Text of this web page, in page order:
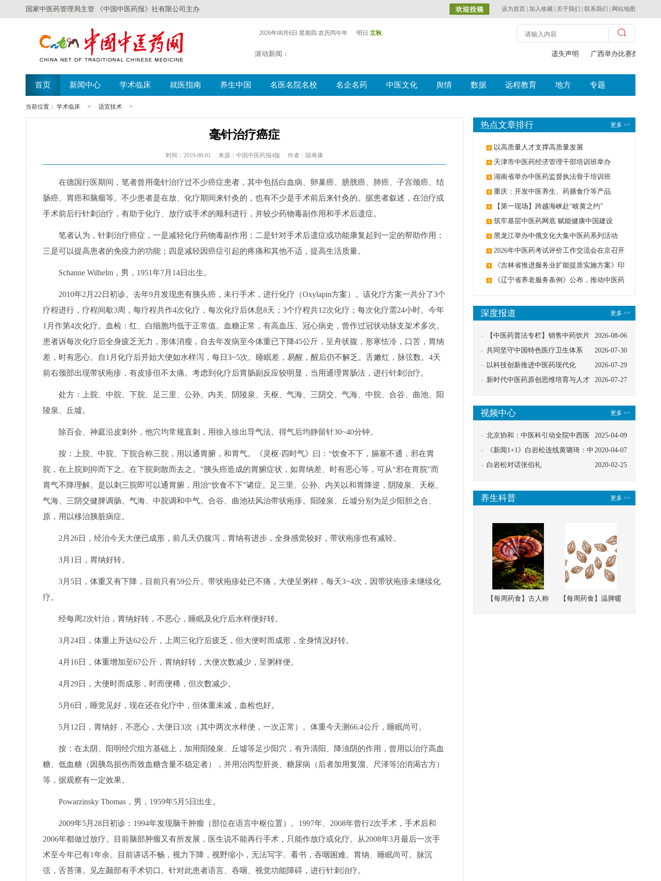
国家中医药管理局主管 《中国中医药报》社有限公司主办 设为首页 加入收藏 关于我们 联系我们 网站地图
2026年08月6日 星期四 农历丙午年 明日 立秋
滚动新闻： 遗失声明 广西举办比赛探索中
首页 新闻中心 学术临床 就医指南 养生中国 名医名院名校 名企名药 中医文化 舆情 数据 远程教育 地方 专题
当前位置： 学术临床 > 适宜技术 >
毫针治疗癌症
时间：2019-08-01 来源：中国中医药报4版 作者：陆寿康
在德国行医期间，笔者曾用毫针治疗过不少癌症患者，其中包括白血病、卵巢癌、膀胱癌、肺癌、子宫颈癌、结
肠癌、胃癌和脑瘤等。不少患者是在放、化疗期间来针灸的，也有不少是手术前后来针灸的。据患者叙述，在治疗或
手术前后行针刺治疗，有助于化疗、放疗或手术的顺利进行，并较少药物毒副作用和手术后遗症。
笔者认为，针刺治疗癌症，一是减轻化疗药物毒副作用；二是针对手术后遗症或功能康复起到一定的帮助作用；
三是可以提高患者的免疫力的功能；四是减轻因癌症引起的疼痛和其他不适，提高生活质量。
Schanne Wilhelm，男，1951年7月14日出生。
2010年2月22日初诊。去年9月发现患有胰头癌，未行手术，进行化疗（Oxylapin方案）。该化疗方案一共分了3个
疗程进行，疗程间歇3周，每疗程共作4次化疗，每次化疗后休息8天；3个疗程共12次化疗；每次化疗需24小时。今年
1月作第4次化疗。血检：红、白细胞均低于正常值。血糖正常，有高血压、冠心病史，曾作过冠状动脉支架术多次。
患者诉每次化疗后全身疲乏无力，形体消瘦，自去年发病至今体重已下降45公斤，呈舟状腹，形寒怯冷，口苦，胃纳
差，时有恶心。自1月化疗后开始大便如水样泻，每日3~5次。睡眠差，易醒，醒后仍不解乏。舌嫩红，脉弦数。4天
前右颈部出现带状疱疹，有皮疹但不太痛。考虑到化疗后胃肠副反应较明显，当用通理胃肠法，进行针刺治疗。
处方：上脘、中脘、下脘、足三里、公孙、内关、阴陵泉、天枢、气海、三阴交、气海、中脘、合谷、曲池、阳
陵泉、丘墟。
除百会、神庭沿皮刺外，他穴均常规直刺，用徐入徐出导气法。得气后均静留针30~40分钟。
按：上脘、中脘、下脘合称三脘，用以通胃腑，和胃气。《灵枢·四时气》曰：“饮食不下，膈塞不通，邪在胃
脘，在上脘则抑而下之。在下脘则散而去之。”胰头癌造成的胃腑症状，如胃纳差、时有恶心等，可从“邪在胃脘”而
胃气不降理解。是以刺三脘即可以通胃腑，用治“饮食不下”诸症。足三里、公孙、内关以和胃降逆，阴陵泉、天枢、
气海、三阴交健脾调肠。气海、中脘调和中气。合谷、曲池祛风治带状疱疹。阳陵泉、丘墟分别为足少阳胆之合、
原，用以移治胰脏病症。
2月26日，经治今天大便已成形，前几天仍腹泻，胃纳有进步，全身感觉较好，带状疱疹也有减轻。
3月1日，胃纳好转。
3月5日，体重又有下降，目前只有59公斤。带状疱疹处已不痛，大便呈粥样，每天3~4次，因带状疱疹未继续化
疗。
经每周2次针治，胃纳好转，不恶心，睡眠及化疗后水样便好转。
3月24日，体重上升达62公斤，上周三化疗后疲乏，但大便时而成形，全身情况好转。
4月16日，体重增加至67公斤，胃纳好转，大便次数减少，呈粥样便。
4月29日，大便时而成形，时而便稀，但次数减少。
5月6日，睡觉见好，现在还在化疗中，但体重未减，血检也好。
5月12日，胃纳好，不恶心，大便日3次（其中两次水样便，一次正常）。体重今天测66.4公斤，睡眠尚可。
按：在太阴、阳明经穴组方基础上，加用阳陵泉、丘墟等足少阳穴，有升清阳、降浊阴的作用，曾用以治疗高血
糖、低血糖（因胰岛损伤而致血糖含量不稳定者），并用治丙型肝炎、糖尿病（后者加用复溜、尺泽等治消渴古方）
等，据观察有一定效果。
Powarzinsky Thomas，男，1959年5月5日出生。
2009年5月28日初诊：1994年发现脑干肿瘤（部位在语言中枢位置）。1997年、2008年曾行2次手术，手术后和
2006年都做过放疗。目前脑部肿瘤又有所发展，医生说不能再行手术，只能作放疗或化疗。从2008年3月最后一次手
术至今年已有1年余。目前讲话不畅，视力下降，视野缩小，无法写字、看书，吞咽困难。胃纳、睡眠尚可。脉沉
弦，舌苔薄。见左颞部有手术切口。针对此患者语言、吞咽、视觉功能障碍，进行针刺治疗。
更多 >>
热点文章排行
以高质量人才支撑高质量发展
天津市中医药经济管理干部培训班举办
湖南省举办中医药监督执法骨干培训班
重庆：开发中医养生、药膳食疗等产品
【第一现场】跨越海峡赴“岐黄之约”
筑牢基层中医药网底 赋能健康中国建设
黑龙江举办中俄文化大集中医药系列活动
2026年中医药考试评价工作交流会在京召开
《吉林省推进服务业扩能提质实施方案》印
发：创建中医类国家医学中心
《辽宁省养老服务条例》公布，推动中医药
更多 >>
深度报道
2026-08-06
【中医药普法专栏】销售中药饮片
应告知煎服方法及注意事项
2026-07-30
共同坚守中国特色医疗卫生体系
2026-07-29
以科技创新推进中医药现代化
2026-07-27
新时代中医药原创思维培育与人才
更多 >>
视频中心
2025-04-09
北京协和：中医科引动全院中西医
协同
2020-04-07
《新闻1+1》白岩松连线黄璐琦：中
医救治的临床效果
2020-02-25
白岩松对话张伯礼
更多 >>
养生科普
【每周药食】古人称
【每周药食】温脾暖